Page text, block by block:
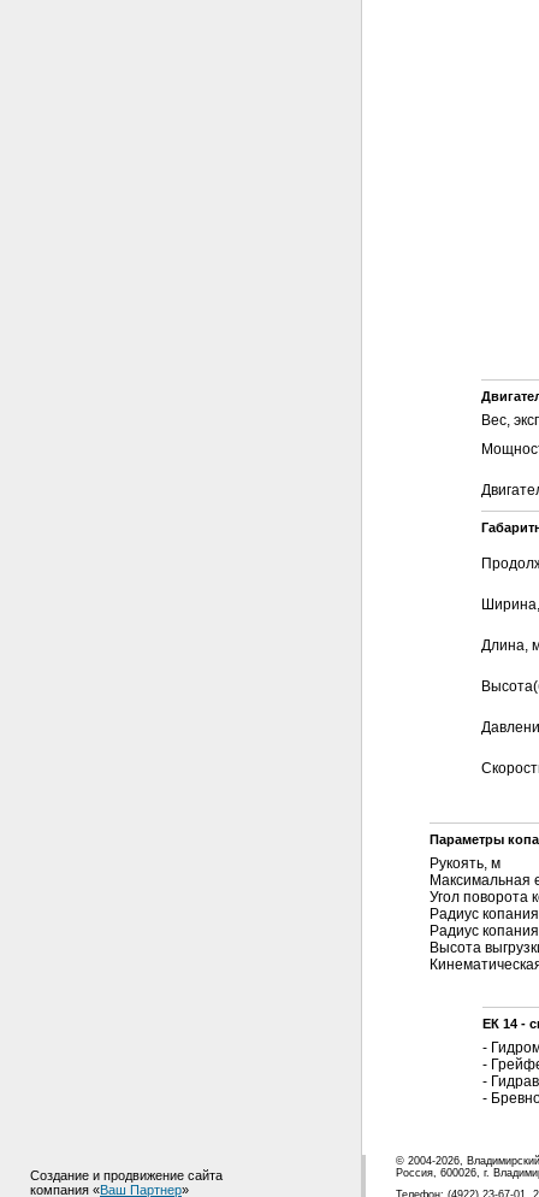
Вес,
Длина,
Параметры
Рукоять, м
Максимальная
Угол поворота
Радиус
Радиус
Высота
ЕК 14 -
-
-
-
-
Создание и продвижение сайта
компания «Ваш Партнер»
© 2004-2026,
Россия, 600026, г.
Телефон: (4922) 23-67-01,